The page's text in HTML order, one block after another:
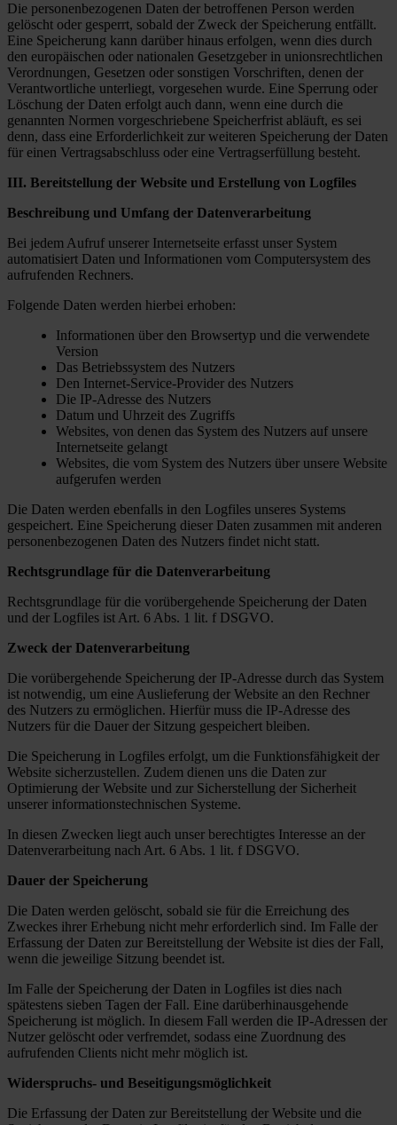
Die personenbezogenen Daten der betroffenen Person werden
gelöscht oder gesperrt, sobald der Zweck der Speicherung entfällt.
Eine Speicherung kann darüber hinaus erfolgen, wenn dies durch
den europäischen oder nationalen Gesetzgeber in unionsrechtlichen
Verordnungen, Gesetzen oder sonstigen Vorschriften, denen der
Verantwortliche unterliegt, vorgesehen wurde. Eine Sperrung oder
Löschung der Daten erfolgt auch dann, wenn eine durch die
genannten Normen vorgeschriebene Speicherfrist abläuft, es sei
denn, dass eine Erforderlichkeit zur weiteren Speicherung der Daten
für einen Vertragsabschluss oder eine Vertragserfüllung besteht.
III. Bereitstellung der Website und Erstellung von Logfiles
Beschreibung und Umfang der Datenverarbeitung
Bei jedem Aufruf unserer Internetseite erfasst unser System
automatisiert Daten und Informationen vom Computersystem des
aufrufenden Rechners.
Folgende Daten werden hierbei erhoben:
Informationen über den Browsertyp und die verwendete
Version
Das Betriebssystem des Nutzers
Den Internet-Service-Provider des Nutzers
Die IP-Adresse des Nutzers
Datum und Uhrzeit des Zugriffs
Websites, von denen das System des Nutzers auf unsere
Internetseite gelangt
Websites, die vom System des Nutzers über unsere Website
aufgerufen werden
Die Daten werden ebenfalls in den Logfiles unseres Systems
gespeichert. Eine Speicherung dieser Daten zusammen mit anderen
personenbezogenen Daten des Nutzers findet nicht statt.
Rechtsgrundlage für die Datenverarbeitung
Rechtsgrundlage für die vorübergehende Speicherung der Daten
und der Logfiles ist Art. 6 Abs. 1 lit. f DSGVO.
Zweck der Datenverarbeitung
Die vorübergehende Speicherung der IP-Adresse durch das System
ist notwendig, um eine Auslieferung der Website an den Rechner
des Nutzers zu ermöglichen. Hierfür muss die IP-Adresse des
Nutzers für die Dauer der Sitzung gespeichert bleiben.
Die Speicherung in Logfiles erfolgt, um die Funktionsfähigkeit der
Website sicherzustellen. Zudem dienen uns die Daten zur
Optimierung der Website und zur Sicherstellung der Sicherheit
unserer informationstechnischen Systeme.
In diesen Zwecken liegt auch unser berechtigtes Interesse an der
Datenverarbeitung nach Art. 6 Abs. 1 lit. f DSGVO.
Dauer der Speicherung
Die Daten werden gelöscht, sobald sie für die Erreichung des
Zweckes ihrer Erhebung nicht mehr erforderlich sind. Im Falle der
Erfassung der Daten zur Bereitstellung der Website ist dies der Fall,
wenn die jeweilige Sitzung beendet ist.
Im Falle der Speicherung der Daten in Logfiles ist dies nach
spätestens sieben Tagen der Fall. Eine darüberhinausgehende
Speicherung ist möglich. In diesem Fall werden die IP-Adressen der
Nutzer gelöscht oder verfremdet, sodass eine Zuordnung des
aufrufenden Clients nicht mehr möglich ist.
Widerspruchs- und Beseitigungsmöglichkeit
Die Erfassung der Daten zur Bereitstellung der Website und die